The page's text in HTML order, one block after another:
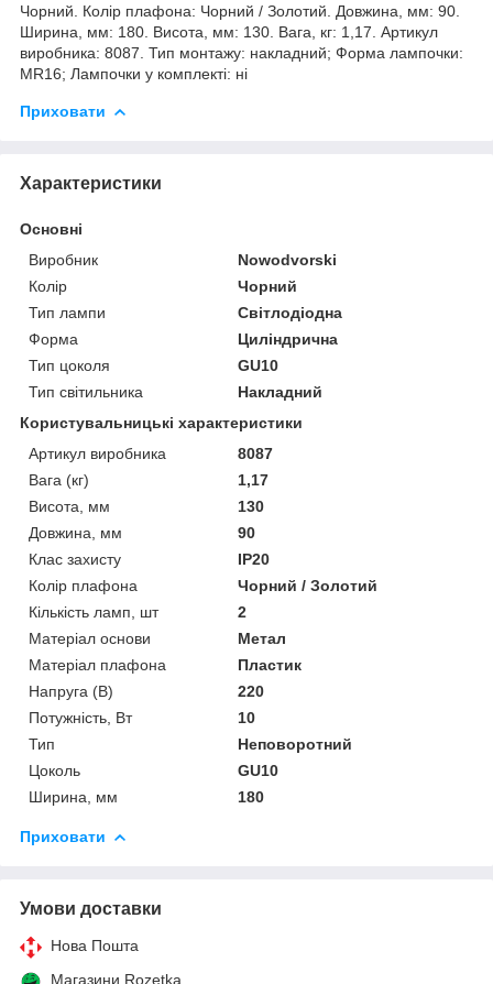
Чорний. Колір плафона: Чорний / Золотий. Довжина, мм: 90.
Ширина, мм: 180. Висота, мм: 130. Вага, кг: 1,17. Артикул
виробника: 8087. Тип монтажу: накладний; Форма лампочки:
MR16; Лампочки у комплекті: ні
Приховати
Характеристики
Основні
Виробник
Nowodvorski
Колір
Чорний
Тип лампи
Світлодіодна
Форма
Циліндрична
Тип цоколя
GU10
Тип світильника
Накладний
Користувальницькі характеристики
Артикул виробника
8087
Вага (кг)
1,17
Висота, мм
130
Довжина, мм
90
Клас захисту
IP20
Колір плафона
Чорний / Золотий
Кількість ламп, шт
2
Матеріал основи
Метал
Матеріал плафона
Пластик
Напруга (В)
220
Потужність, Вт
10
Тип
Неповоротний
Цоколь
GU10
Ширина, мм
180
Приховати
Умови доставки
Нова Пошта
Магазини Rozetka